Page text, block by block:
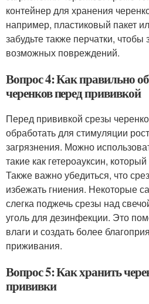
контейнер для хранения
например, пластиковый пакет
забудьте также перчатки, чтобы
возможных повреждений.
Вопрос 4: Как правильно
черенков перед прививкой
Перед прививкой срезы
обработать для стимуляции
загрязнения. Можно
такие как гетероауксин,
Также важно убедиться, что
избежать гниения. Некоторые
слегка поджечь срезы над
уголь для дезинфекции. Это
влаги и создать более
приживания.
Вопрос 5: Как хранить
прививки